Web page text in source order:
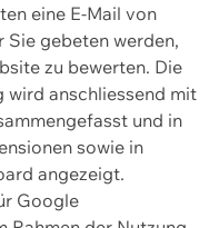
eine E-Mail von
Sie gebeten werden,
zu bewerten. Die
wird anschliessend mit
und in
sowie in
angezeigt.
Google